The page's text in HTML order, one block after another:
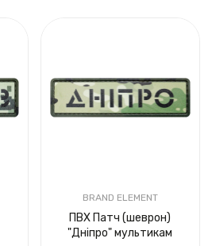
BRAND ELEMENT
ПВХ Патч (шеврон)
"Дніпро" мультикам